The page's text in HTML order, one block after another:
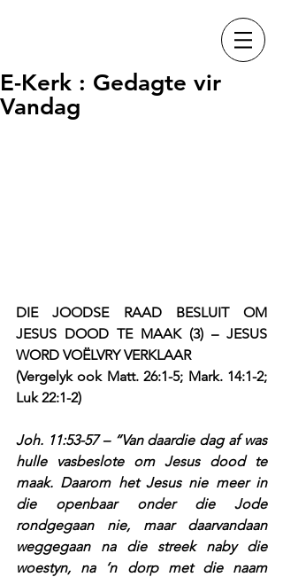
E-Kerk : Gedagte vir
Vandag
DIE JOODSE RAAD BESLUIT OM
JESUS DOOD TE MAAK (3) – JESUS
WORD VOËLVRY VERKLAAR
(Vergelyk ook Matt. 26:1-5; Mark. 14:1-2;
Luk 22:1-2)
Joh. 11:53-57 – “Van daardie dag af was
hulle vasbeslote om Jesus dood te
maak. Daarom het Jesus nie meer in
die openbaar onder die Jode
rondgegaan nie, maar daarvandaan
weggegaan na die streek naby die
woestyn, na ‘n dorp met die naam